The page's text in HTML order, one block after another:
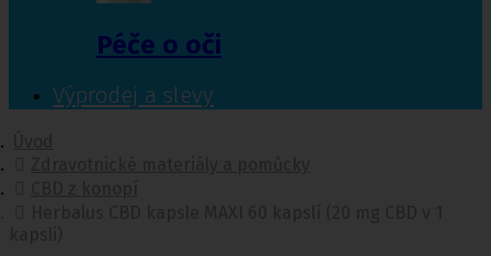
Péče o oči
Výprodej a slevy